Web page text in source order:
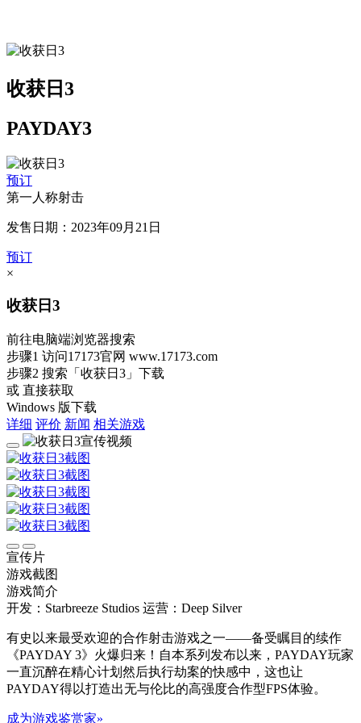
收获日3
PAYDAY3
预订
第一人称射击
发售日期：2023年09月21日
预订
×
收获日3
前往电脑端浏览器搜索
步骤1 访问17173官网 www.17173.com
步骤2 搜索 「收获日3」 下载
或 直接获取
Windows 版下载
详细 评价 新闻 相关游戏
宣传片
游戏截图
游戏简介
开发：Starbreeze Studios 运营：Deep Silver
有史以来最受欢迎的合作射击游戏之一——备受瞩目的续作
《PAYDAY 3》火爆归来！自本系列发布以来，PAYDAY玩家
一直沉醉在精心计划然后执行劫案的快感中，这也让
PAYDAY得以打造出无与伦比的高强度合作型FPS体验。
成为游戏鉴赏家»